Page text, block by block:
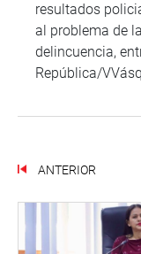
resultados
al problema de
delincuencia,
República/
ANTERIOR